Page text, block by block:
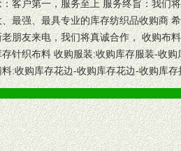
：客户第一，服务至上 服务终旨：我们
、最强、最具专业的库存纺织品收购商
老朋友来电，我们将真诚合作， 收购布
存针织布料 收购服装:收购库存服装-收
料:收购库存花边-收购库存花边-收购库